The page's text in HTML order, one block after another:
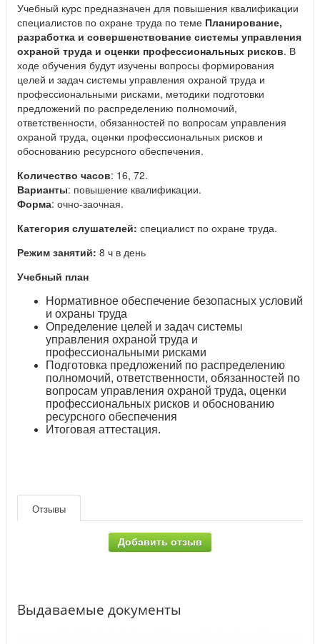
Учебный курс предназначен для повышения квалификации
специалистов по охране труда по теме Планирование,
разработка и совершенствование системы управления
охраной труда и оценки профессиональных рисков. В
ходе обучения будут изучены вопросы формирования
целей и задач системы управления охраной труда и
профессиональными рисками, методики подготовки
предложений по распределению полномочий,
ответственности, обязанностей по вопросам управления
охраной труда, оценки профессиональных рисков и
обоснованию ресурсного обеспечения.
Количество часов: 16, 72.
Варианты: повышение квалификации.
Форма: очно-заочная.
Категория слушателей: специалист по охране труда.
Режим занятий: 8 ч в день
Учебный план
Нормативное обеспечение безопасных условий
и охраны труда
Определение целей и задач системы
управления охраной труда и
профессиональными рисками
Подготовка предложений по распределению
полномочий, ответственности, обязанностей по
вопросам управления охраной труда, оценки
профессиональных рисков и обоснованию
ресурсного обеспечения
Итоговая аттестация.
Отзывы
Добавить отзыв
Выдаваемые документы